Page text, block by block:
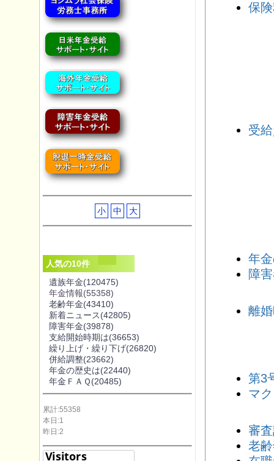
保
受
年
障
離
第3
マ
審
老
小 中 大
人気の10件
遺族年金(120475)
年金情報(55358)
老齢年金(43410)
新着ニュース(42805)
障害年金(39878)
支給開始時期は(36653)
繰り上げ・繰り下げ(26820)
併給調整(23662)
年金の歴史は(22440)
年金ＦＡＱ(20485)
累計:55358
本日:1
昨日:2